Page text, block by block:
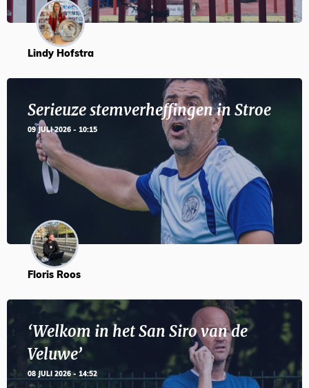
Lindy Hofstra
Serieuze stemverheffingen in Stroe
09 JULI 2026 - 10:15
Floris Roos
‘Welkom in het San Siro van de
Veluwe’
08 JULI 2026 - 14:52